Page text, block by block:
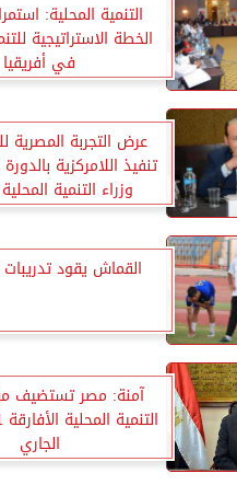
التنمية المحلية:
الخطة الاستراتيجية
في أفريقيا
عرض التجربة
تنفيذ اللامركزية بالدورة
وزراء التنمية
القماش يقود
آمنة: مصر تستضيف
الجاري